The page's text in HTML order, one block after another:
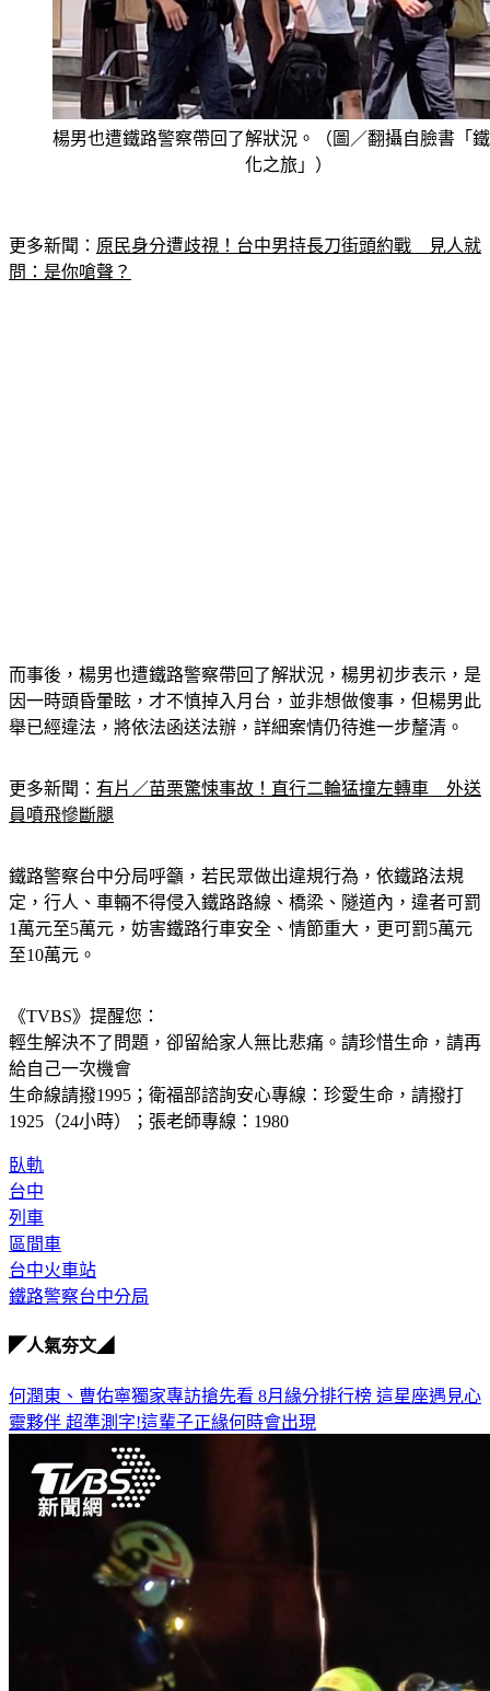
楊男也遭鐵路警察帶回了解狀況。（圖／翻攝自臉書「
化之旅」）
更多新聞： 原民身分遭歧視！台中男持長刀街頭約戰　見人就
問：是你嗆聲？
而事後，楊男也遭鐵路警察帶回了解狀況，楊男初步表示，是
因一時頭昏暈眩，才不慎掉入月台，並非想做傻事，但楊男此
舉已經違法，將依法函送法辦，詳細案情仍待進一步釐清。
更多新聞： 有片／苗栗驚悚事故！直行二輪猛撞左轉車　外送
員噴飛慘斷腿
鐵路警察台中分局呼籲，若民眾做出違規行為，依鐵路法規
定，行人、車輛不得侵入鐵路路線、橋梁、隧道內，違者可罰
1萬元至5萬元，妨害鐵路行車安全、情節重大，更可罰5萬元
至10萬元。
《TVBS》提醒您：
輕生解決不了問題，卻留給家人無比悲痛。請珍惜生命，請再
給自己一次機會
生命線請撥1995；衛福部諮詢安心專線：珍愛生命，請撥打
1925（24小時）；張老師專線：1980
臥軌
台中
列車
區間車
台中火車站
鐵路警察台中分局
◤人氣夯文◢
何潤東、曹佑寧獨家專訪搶先看 8月緣分排行榜 這星座遇見心
靈夥伴 超準測字!這輩子正緣何時會出現